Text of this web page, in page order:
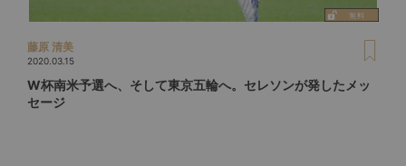
藤原 清美
2020.03.15
W杯南米予選へ、そして東京五輪へ。セレソンが発したメッ
セージ